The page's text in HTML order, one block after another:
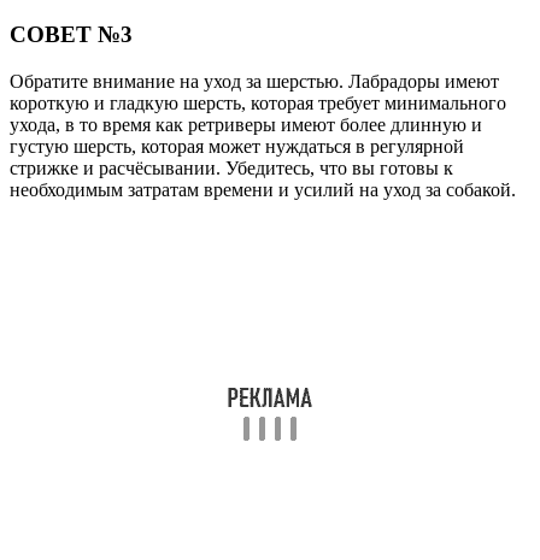
СОВЕТ №3
Обратите внимание на уход за шерстью. Лабрадоры имеют
короткую и гладкую шерсть, которая требует минимального
ухода, в то время как ретриверы имеют более длинную и
густую шерсть, которая может нуждаться в регулярной
стрижке и расчёсывании. Убедитесь, что вы готовы к
необходимым затратам времени и усилий на уход за собакой.